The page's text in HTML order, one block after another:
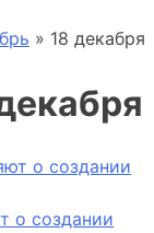
» 18 декабря
о создании